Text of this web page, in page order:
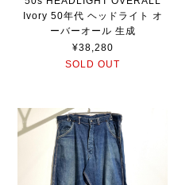
Ivory 50年代 ヘッドライト オ
ーバーオール 生成
¥38,280
SOLD OUT